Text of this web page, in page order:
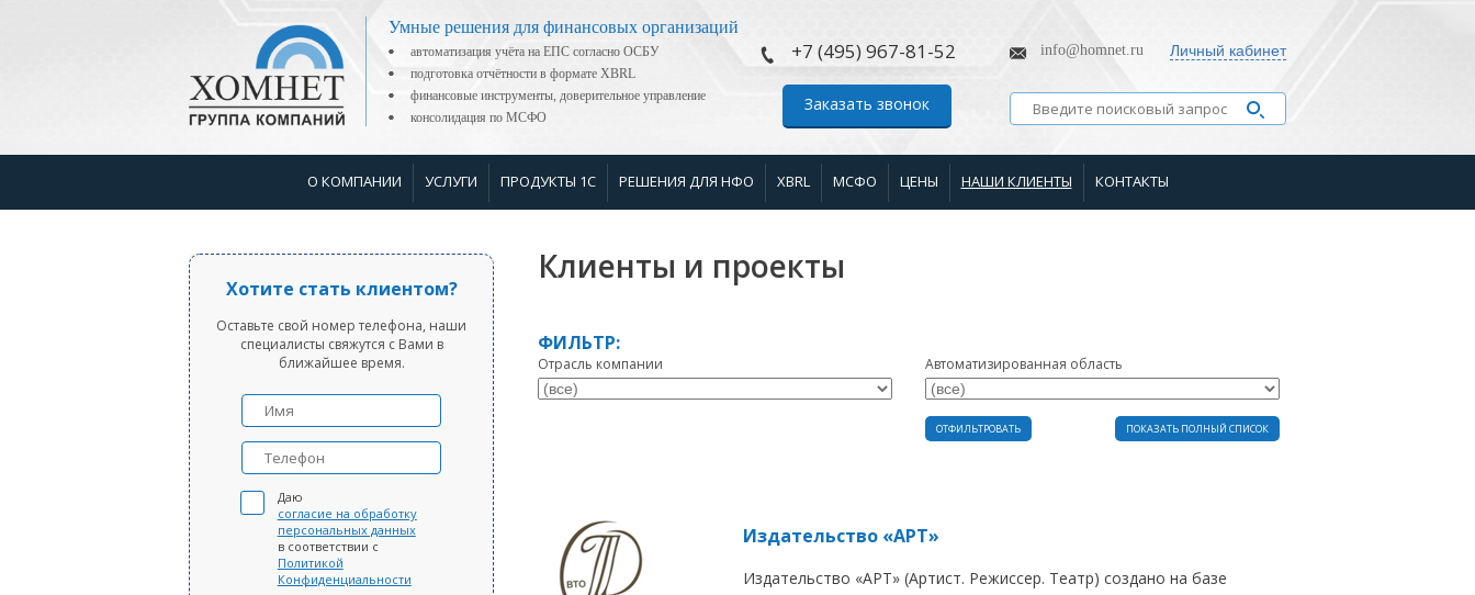
Умные решения для финансовых организаций
автоматизация учёта на ЕПС согласно ОСБУ
подготовка отчётности в формате XBRL
финансовые инструменты, доверительное управление
консолидация по МСФО
+7 (495) 967-81-52
Заказать звонок
info@homnet.ru Личный кабинет
О КОМПАНИИ УСЛУГИ ПРОДУКТЫ 1С РЕШЕНИЯ ДЛЯ НФО XBRL МСФО ЦЕНЫ НАШИ КЛИЕНТЫ КОНТАКТЫ
Хотите стать клиентом?
Оставьте свой номер телефона, наши
специалисты свяжутся с Вами в
ближайшее время.
Даю
согласие на обработку
персональных данных
в соответствии с
Политикой
Конфиденциальности
Клиенты и проекты
ФИЛЬТР:
Отрасль компании Автоматизированная область
ОТФИЛЬТРОВАТЬ ПОКАЗАТЬ ПОЛНЫЙ СПИСОК
Издательство «АРТ»
Издательство «АРТ» (Артист. Режиссер. Театр) создано на базе